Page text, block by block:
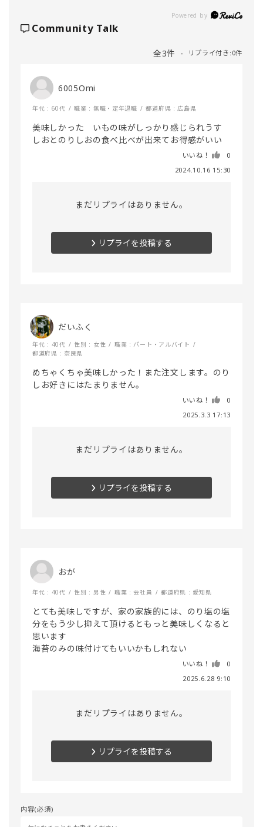
Powered by
Community Talk
全3件 リプライ付き:0件
6005Omi
年代 : 60代 職業 : 無職・定年退職 都道府県 : 広島県
美味しかった　いもの味がしっかり感じられうす
しおとのりしおの食べ比べが出来てお得感がいい
いいね！
0
2024.10.16 15:30
まだリプライはありません。
リプライを投稿する
だいふく
年代 : 40代 性別 : 女性
職業 : パート・アルバイト
都道府県 : 奈良県
めちゃくちゃ美味しかった！また注文します。のり
しお好きにはたまりません。
いいね！
0
2025.3.3 17:13
まだリプライはありません。
リプライを投稿する
おが
年代 : 40代 性別 : 男性 職業 : 会社員 都道府県 : 愛知県
とても美味しですが、家の家族的には、のり塩の塩
分をもう少し抑えて頂けるともっと美味しくなると
思います
海苔のみの味付けてもいいかもしれない
いいね！
0
2025.6.28 9:10
まだリプライはありません。
リプライを投稿する
内容(必須)